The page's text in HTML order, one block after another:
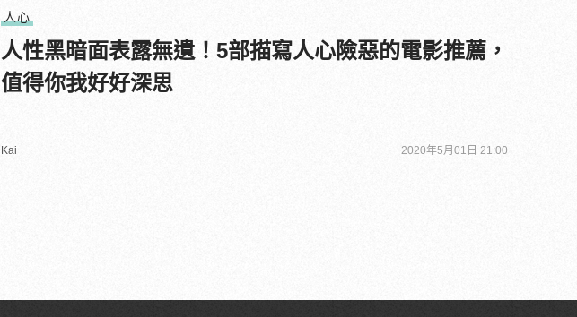
人心
人性黑暗面表露無遺！5部描寫人心險惡的電影推薦，
值得你我好好深思
Kai 2020年5月01日 21:00